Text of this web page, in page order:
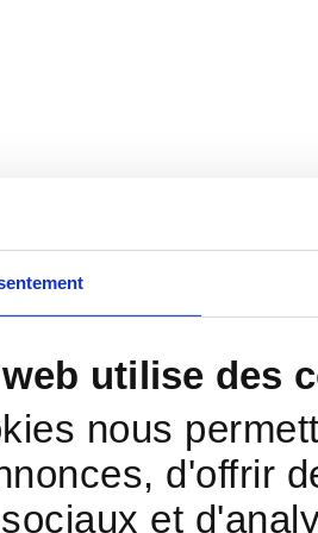
utilise des
nous
d'offrir
et